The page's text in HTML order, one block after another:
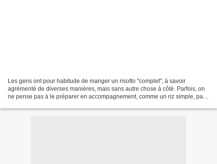
Les gens ont pour habitude de manger un risotto "complet", à savoir
agrémenté de diverses manières, mais sans autre chose à côté. Parfois, on
ne pense pas à le préparer en accompagnement, comme un riz simple, par